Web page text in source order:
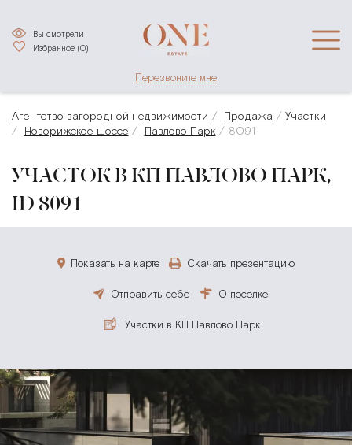
Избранное (0)
Вы смотрели
Перезвоните мне
Агентство загородной недвижимости Продажа
Участки
Новорижское шоссе
Павлово Парк 8091
УЧАСТОК В КП ПАВЛОВО ПАРК,
ID 8091
Показать на карте Скачать презентацию
Отправить себе О поселке
Участки в КП Павлово Парк